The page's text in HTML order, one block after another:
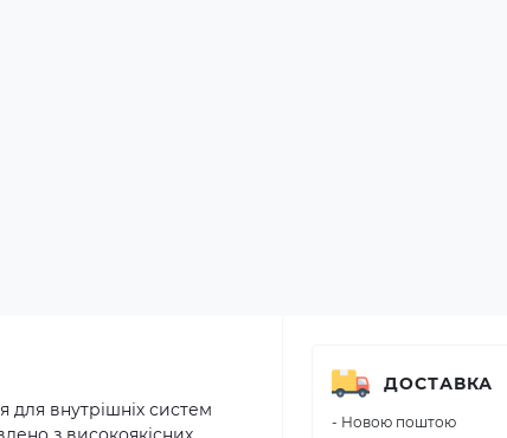
для внутрішніх систем
ДОСТАВКА
- Новою поштою